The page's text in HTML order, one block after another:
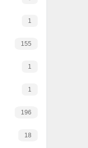
1
155
1
1
196
18